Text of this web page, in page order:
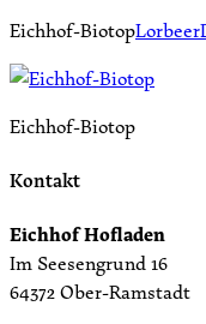
Eichhof-Biotop
Eichhof-Biotop
Kontakt
Eichhof Hofladen
Im Seesengrund 16
64372 Ober-Ramstadt